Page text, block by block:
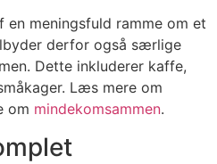
meningsfuld ramme om et
derfor også særlige
Dette inkluderer kaffe,
Læs mere om
om mindekomsammen.